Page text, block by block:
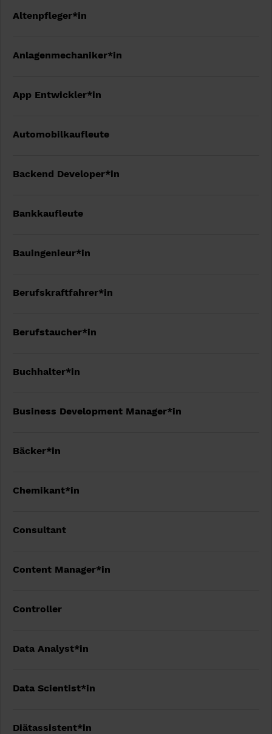
Altenpfleger*in
Anlagenmechaniker*in
App Entwickler*in
Automobilkaufleute
Backend Developer*in
Bankkaufleute
Bauingenieur*in
Berufskraftfahrer*in
Berufstaucher*in
Buchhalter*in
Business Development Manager*in
Bäcker*in
Chemikant*in
Consultant
Content Manager*in
Controller
Data Analyst*in
Data Scientist*in
Diätassistent*in